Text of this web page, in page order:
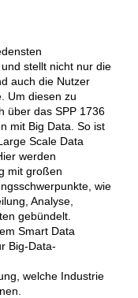
stellt nicht nur die
auch die Nutzer
Um diesen zu
über das SPP 1736
mit Big Data. So ist
Scale Data
werden
mit großen
wie
Analyse,
gebündelt.
Smart Data
Big-Data-
welche Industrie